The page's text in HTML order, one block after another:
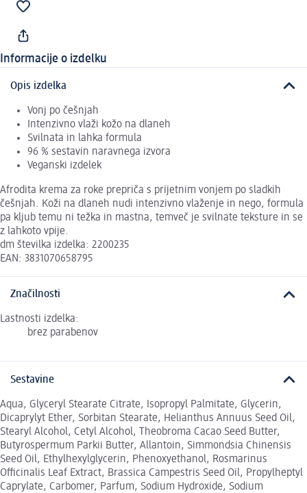
Informacije o izdelku
Opis izdelka
Vonj po češnjah
Intenzivno vlaži kožo na dlaneh
Svilnata in lahka formula
96 % sestavin naravnega izvora
Veganski izdelek
Afrodita krema za roke prepriča s prijetnim vonjem po sladkih
češnjah. Koži na dlaneh nudi intenzivno vlaženje in nego, formula
pa kljub temu ni težka in mastna, temveč je svilnate teksture in se
z lahkoto vpije.
dm številka izdelka: 2200235
EAN: 3831070658795
Značilnosti
Lastnosti izdelka:
brez parabenov
Sestavine
Aqua, Glyceryl Stearate Citrate, Isopropyl Palmitate, Glycerin,
Dicaprylyt Ether, Sorbitan Stearate, Helianthus Annuus Seed Oil,
Stearyl Alcohol, Cetyl Alcohol, Theobroma Cacao Seed Butter,
Butyrospermum Parkii Butter, Allantoin, Simmondsia Chinensis
Seed Oil, Ethylhexylglycerin, Phenoxyethanol, Rosmarinus
Officinalis Leaf Extract, Brassica Campestris Seed Oil, Propylheptyl
Caprylate, Carbomer, Parfum, Sodium Hydroxide, Sodium